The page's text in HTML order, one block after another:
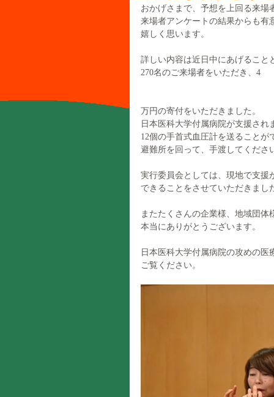
おかげさまで、予想を上回る来場
来場者アンケートの結果からも有
嬉しく思います。
詳しい内容は近日中にあげること
270名のご来場者をいただき、4
万円の寄付をいただきました。
日本医科大学付属病院が支援さ
12個の手首式血圧計を送ることが
避難所を回って、手渡してくださ
実行委員会としては、現地で支援
できることをさせていただきまし
またたくさんの企業様、地域団体
本当にありがとうございます。
日本医科大学付属病院の攻めの
ご覧ください。